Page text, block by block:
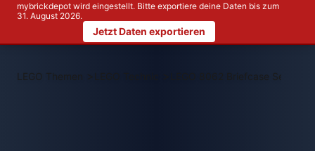
mybrickdepot wird eingestellt. Bitte exportiere deine Daten bis zum
31. August 2026.
Jetzt Daten exportieren
LEGO Themen > LEGO 8062 Briefcase Set